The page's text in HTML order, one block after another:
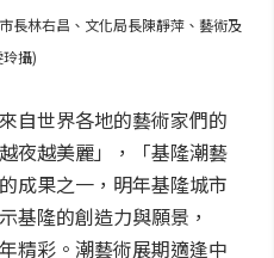
長林右昌、文化局長陳靜萍、藝術及
攝)
自世界各地的藝術家們的
夜越美麗」，「基隆潮藝
成果之一，明年基隆城市
基隆的創造力與願景，
精彩。潮藝術展期適逢中